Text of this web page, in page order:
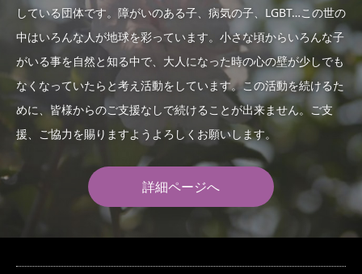
している団体です。障がいのある子、病気の子、LGBT…この世の
中はいろんな人が地球を彩っています。小さな頃からいろんな子
がいる事を自然と知る中で、大人になった時の心の壁が少しでも
なくなっていたらと考え活動をしています。この活動を続けるた
めに、皆様からのご支援なしで続けることが出来ません。ご支
援、ご協力を賜りますようよろしくお願いします。
詳細ページへ